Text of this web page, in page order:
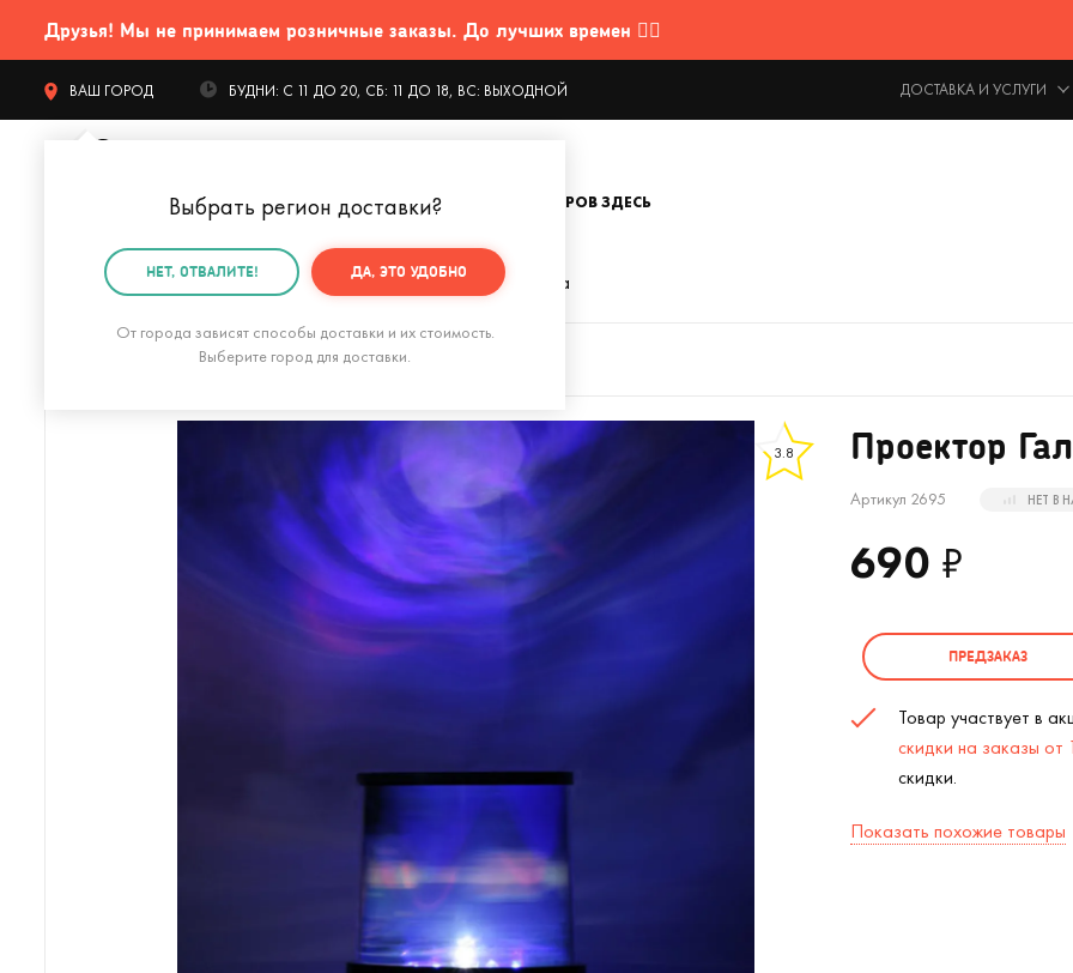
Друзья! Мы не принимаем розничные заказы. До лучших времен 🤷‍♂️
ВАШ ГОРОД
Выбрать регион доставки?
НЕТ, ОТВАЛИТЕ! ДА, ЭТО УДОБНО
От города зависят способы доставки и их стоимость.
Выберите город для доставки.
БУДНИ: С 11 ДО 20, СБ: 11 ДО 18, ВС: ВЫХОДНОЙ ДОСТАВКА И УСЛУГИ
КАТАЛОГ ТОВАРОВ ЗДЕСЬ
Главная Интерьер Светильники Проектор Галактика
Переносная складная лампа moveLight
3.8 Проектор
Артикул 2695 НЕТ В
690 ₽
ПРЕДЗАКАЗ
Товар участвует в
скидки на заказы
скидки.
Показать похожие товары